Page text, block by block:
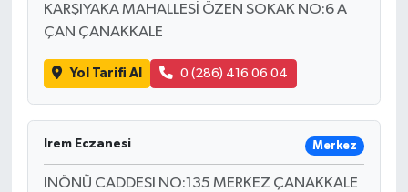
KARŞIYAKA MAHALLESİ ÖZEN SOKAK NO:6 A
ÇAN ÇANAKKALE
Yol Tarifi Al 0 (286) 416 06 04
Irem Eczanesi Merkez
INÖNÜ CADDESI NO:135 MERKEZ ÇANAKKALE